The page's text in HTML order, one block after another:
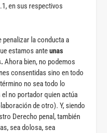
en sus respectivos
penalizar la conducta a
estamos anteunas
Ahora bien, no podemos
consentidas sino en todo
no sea todo lo
no portador quien actúa
de otro). Y, siendo
Derecho penal, también
sea dolosa, sea